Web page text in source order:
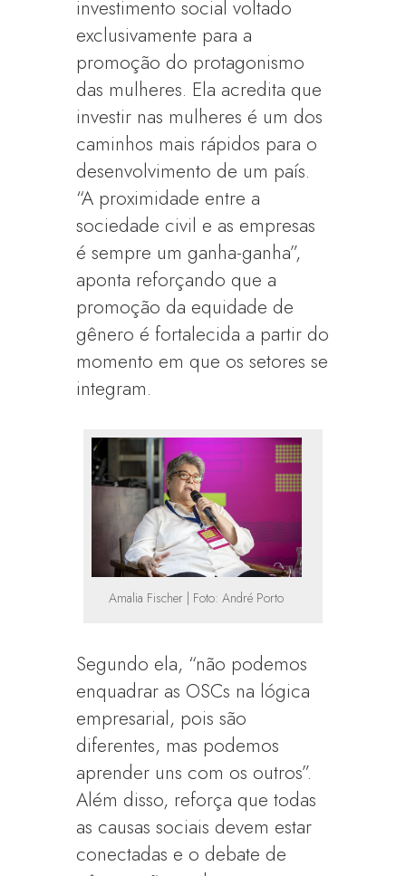
investimento social voltado
exclusivamente para a
promoção do protagonismo
das mulheres. Ela acredita que
investir nas mulheres é um dos
caminhos mais rápidos para o
desenvolvimento de um país.
“A proximidade entre a
sociedade civil e as empresas
é sempre um ganha-ganha”,
aponta reforçando que a
promoção da equidade de
gênero é fortalecida a partir do
momento em que os setores se
integram.
Amalia Fischer | Foto: André Porto
Segundo ela, “não podemos
enquadrar as OSCs na lógica
empresarial, pois são
diferentes, mas podemos
aprender uns com os outros”.
Além disso, reforça que todas
as causas sociais devem estar
conectadas e o debate de